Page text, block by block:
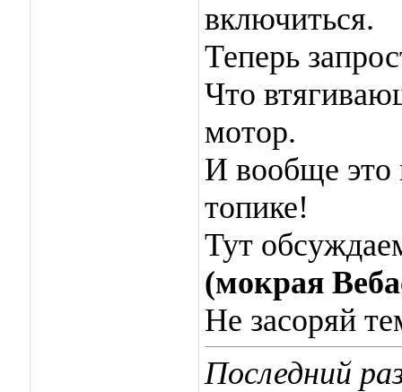
включиться.
Теперь
Что
мотор.
И вообще это
топике!
Тут
(мокрая
Не засоряй
Последний